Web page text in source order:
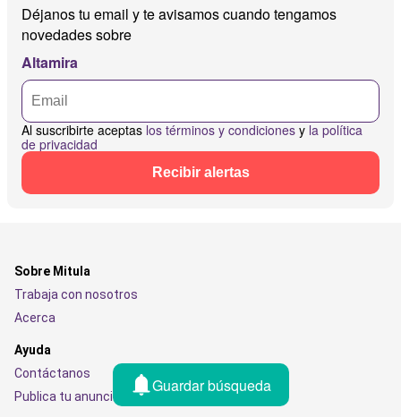
Déjanos tu email y te avisamos cuando tengamos
novedades sobre
Altamira
Al suscribirte aceptas los términos y condiciones y la política
de privacidad
Recibir alertas
Guardar búsqueda
Sobre Mitula
Trabaja con nosotros
Acerca
Ayuda
Contáctanos
Publica tu anuncio